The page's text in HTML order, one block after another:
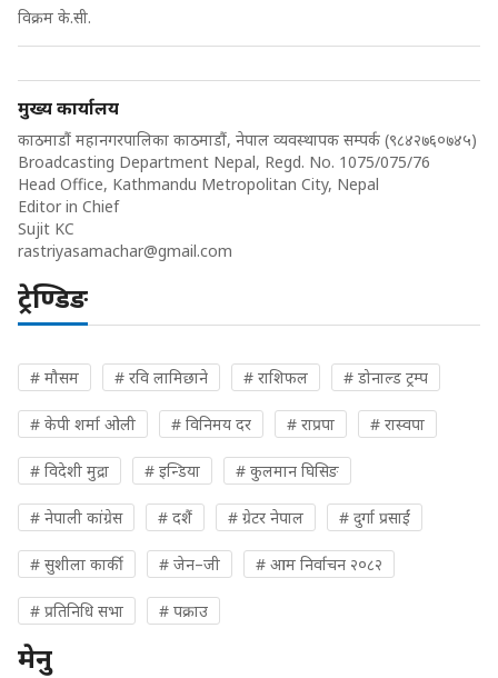
विक्रम के.सी.
मुख्य कार्यालय
काठमाडौं महानगरपालिका काठमाडौं, नेपाल व्यवस्थापक सम्पर्क (९८४२७६०७४५)
Broadcasting Department Nepal, Regd. No. 1075/075/76
Head Office, Kathmandu Metropolitan City, Nepal
Editor in Chief
Sujit KC
rastriyasamachar@gmail.com
ट्रेण्डिङ
# मौसम # रवि लामिछाने # राशिफल # डोनाल्ड ट्रम्प
# केपी शर्मा ओली # विनिमय दर # राप्रपा # रास्वपा
# विदेशी मुद्रा # इन्डिया # कुलमान घिसिङ
# नेपाली कांग्रेस # दशैं # ग्रेटर नेपाल # दुर्गा प्रसाईं
# सुशीला कार्की # जेन–जी # आम निर्वाचन २०८२
# प्रतिनिधि सभा # पक्राउ
मेनु